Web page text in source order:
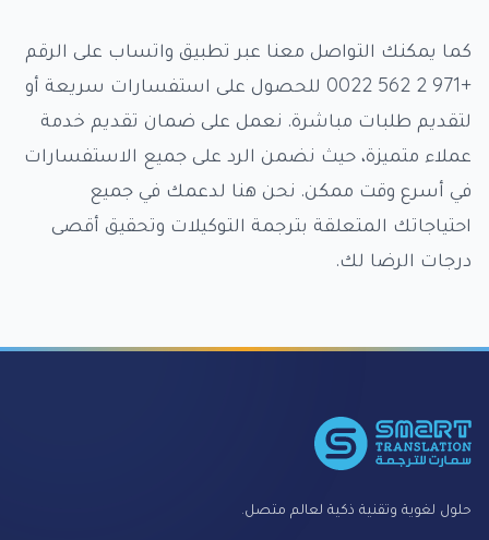
كما يمكنك التواصل معنا عبر تطبيق واتساب على الرقم
+971 2 562 0022 للحصول على استفسارات سريعة أو
لتقديم طلبات مباشرة. نعمل على ضمان تقديم خدمة
عملاء متميزة، حيث نضمن الرد على جميع الاستفسارات
في أسرع وقت ممكن. نحن هنا لدعمك في جميع
احتياجاتك المتعلقة بترجمة التوكيلات وتحقيق أقصى
درجات الرضا لك.
حلول لغوية وتقنية ذكية لعالم متصل.